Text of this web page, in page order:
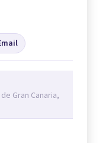
Gran Canaria,